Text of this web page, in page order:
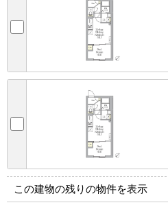
この建物の残りの物件を表示